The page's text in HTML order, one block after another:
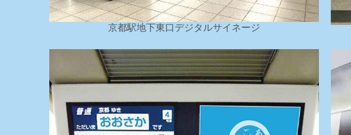
京都駅地下東口デジタルサイネージ